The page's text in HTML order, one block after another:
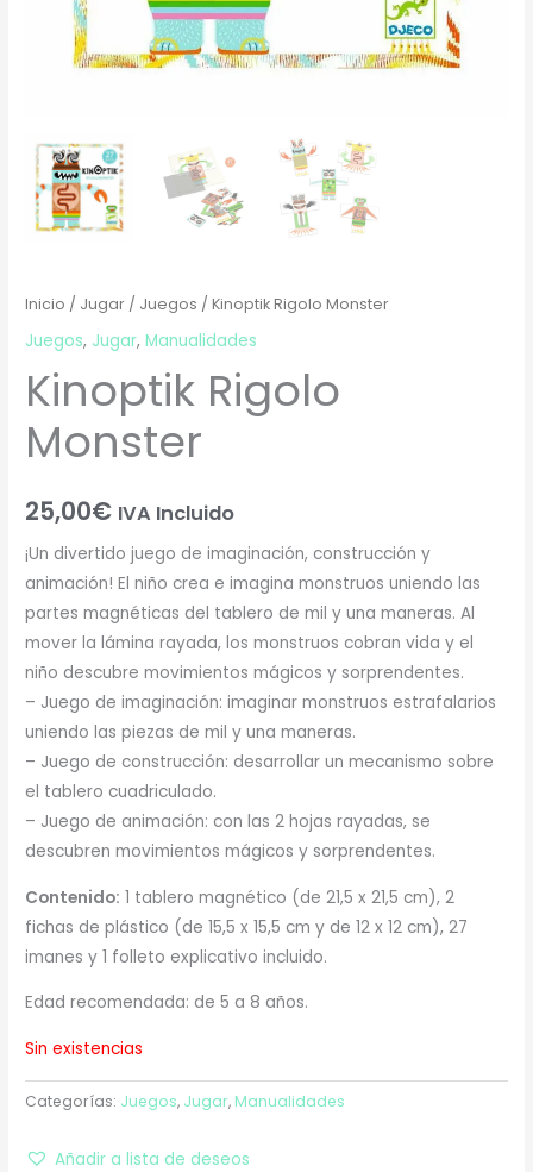
Inicio / Jugar / Juegos / Kinoptik Rigolo Monster
Juegos, Jugar,Manualidades
Kinoptik Rigolo
Monster
25,00€ IVA Incluido
¡Un divertido juego de imaginación, construcción y
animación! El niño crea e imagina monstruos uniendo las
partes magnéticas del tablero de mil y una maneras. Al
mover la lámina rayada, los monstruos cobran vida y el
niño descubre movimientos mágicos y sorprendentes.
– Juego de imaginación: imaginar monstruos estrafalarios
uniendo las piezas de mil y una maneras.
– Juego de construcción: desarrollar un mecanismo sobre
el tablero cuadriculado.
– Juego de animación: con las 2 hojas rayadas, se
descubren movimientos mágicos y sorprendentes.
Contenido: 1 tablero magnético (de 21,5 x 21,5 cm), 2
fichas de plástico (de 15,5 x 15,5 cm y de 12 x 12 cm), 27
imanes y 1 folleto explicativo incluido.
Edad recomendada: de 5 a 8 años.
Sin existencias
Categorías: Juegos, Jugar, Manualidades
Añadir a lista de deseos